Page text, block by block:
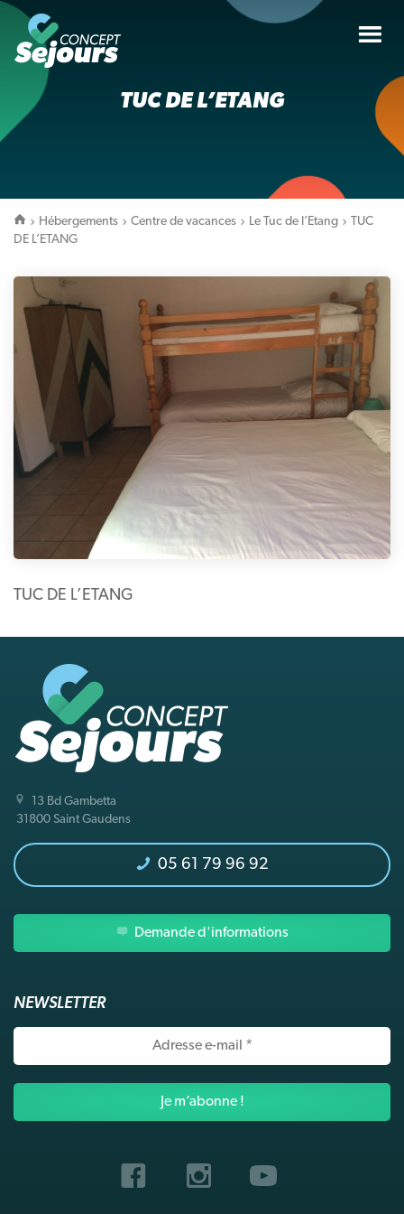
TUC DE L’ETANG
Hébergements Centre de vacances Le Tuc de l’Etang
TUC
DE L’ETANG
TUC DE L’ETANG
13 Bd Gambetta
31800 Saint Gaudens
05 61 79 96 92
Demande d'informations
NEWSLETTER